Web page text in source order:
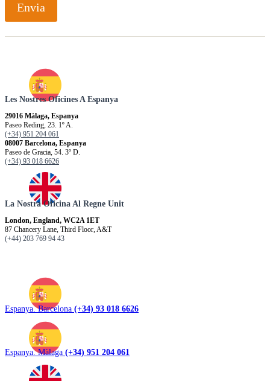
Envia
Les Nostres Oficines A Espanya
29016 Màlaga, Espanya
Paseo Reding, 23. 1º A.
(+34) 951 204 061
08007 Barcelona, Espanya
Paseo de Gracia, 54. 3º D.
(+34) 93 018 6626
La Nostra Oficina Al Regne Unit
London, England, WC2A 1ET
87 Chancery Lane, Third Floor, A&T
(+44) 203 769 94 43
Espanya. Barcelona (+34) 93 018 6626
Espanya. Màlaga (+34) 951 204 061